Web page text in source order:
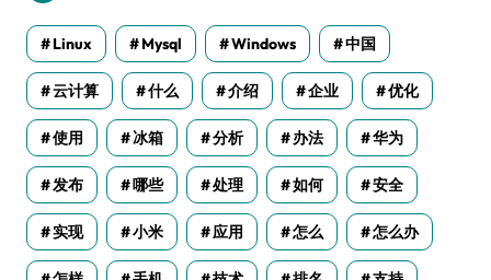
Linux Mysql Windows 中国
云计算 什么 介绍 企业 优化
使用 冰箱 分析 办法 华为
发布 哪些 处理 如何 安全
实现 小米 应用 怎么 怎么办